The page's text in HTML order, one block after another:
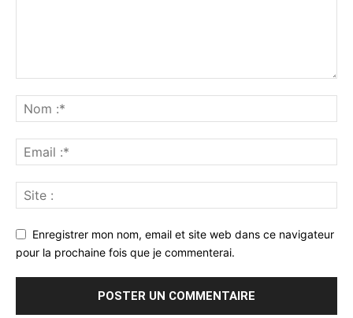
Enregistrer mon nom, email et site web dans ce navigateur
pour la prochaine fois que je commenterai.